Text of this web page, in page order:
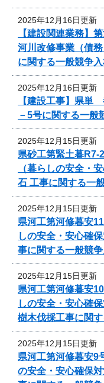
2025年12月16日更新
【建設関連業務
河川改修事業（債
に関する一般競争
2025年12月16日更新
【建設工事】県
－5号に関する一般
2025年12月15日更新
県砂工第緊土暮R7-
（暮らしの安全・
石 工事に関する一
2025年12月15日更新
県河工第河修暮安
しの安全・安心確
事に関する一般競
2025年12月15日更新
県河工第河修暮安
しの安全・安心確
樹木伐採工事に関
2025年12月15日更新
県河工第河修暮安9
の安全・安心確保